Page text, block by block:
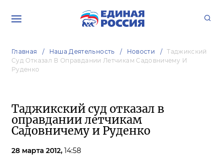
Главная Наша Деятельность Новости
Таджикский
Суд Отказал В Оправдании Летчикам Садовничему И
Руденко
Таджикский суд отказал в
оправдании летчикам
Садовничему и Руденко
28 марта 2012, 14:58